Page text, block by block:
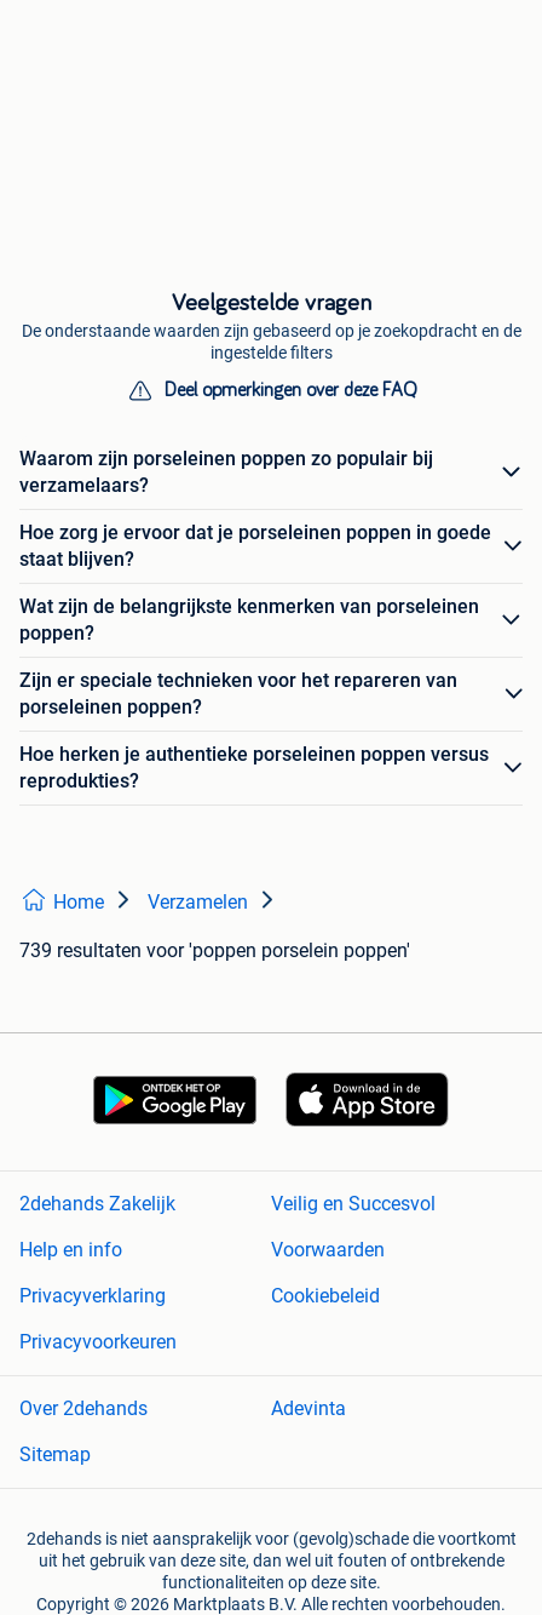
Veelgestelde vragen
De onderstaande waarden zijn gebaseerd op je zoekopdracht en de
ingestelde filters
Deel opmerkingen over deze FAQ
Waarom zijn porseleinen poppen zo populair bij
verzamelaars?
Hoe zorg je ervoor dat je porseleinen poppen in goede
staat blijven?
Wat zijn de belangrijkste kenmerken van porseleinen
poppen?
Zijn er speciale technieken voor het repareren van
porseleinen poppen?
Hoe herken je authentieke porseleinen poppen versus
reprodukties?
Home Verzamelen
739 resultaten voor 'poppen porselein poppen'
2dehands Zakelijk
Veilig en Succesvol
Help en info
Voorwaarden
Privacyverklaring
Cookiebeleid
Privacyvoorkeuren
Over 2dehands
Adevinta
Sitemap
2dehands is niet aansprakelijk voor (gevolg)schade die voortkomt
uit het gebruik van deze site, dan wel uit fouten of ontbrekende
functionaliteiten op deze site.
Copyright © 2026 Marktplaats B.V. Alle rechten voorbehouden.